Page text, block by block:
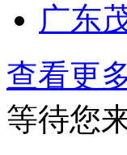
广东
查看更
等待您